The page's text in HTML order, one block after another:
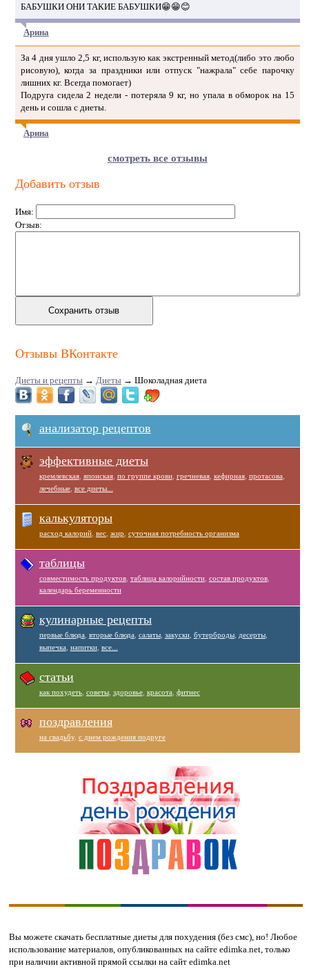
БАБУШКИ ОНИ ТАКИЕ БАБУШКИ😁😁😊
Арина
За 4 дня ушло 2,5 кг, использую как экстренный метод(либо это любо
рисовую), когда за праздники или отпуск "нажрала" себе парочку
лишних кг. Всегда помогает)
Подруга сидела 2 недели - потеряла 9 кг, но упала в обморок на 15
день и сошла с диеты.
Арина
смотреть все отзывы
Добавить отзыв
Имя:
Отзыв:
Отзывы ВКонтакте
Диеты и рецепты→ Диеты→ Шоколадная диета
анализатор рецептов
эффективные диеты
кремлевская, японская, по группе крови, гречневая, кефирная, протасова
лечебные, все диеты...
калькуляторы
расход калорий, вес, жир суточная потребность организма
таблицы
совместимость продуктов, таблица калорийности, состав продуктов,
календарь беременности
кулинарные рецепты
первые блюда вторые блюда салаты, закуски, бутерброды, десерты,
выпечка напитки, все...
статьи
как похудеть, советы, здоровье, красота фитнес
поздравления
на свадьбу, с днем рождения подруге
Вы можете скачать бесплатные диеты для похудения (без смс), но! Любое
использование материалов, опубликованных на сайте edimka.net, только
при наличии активной прямой ссылки на сайт edimka.net